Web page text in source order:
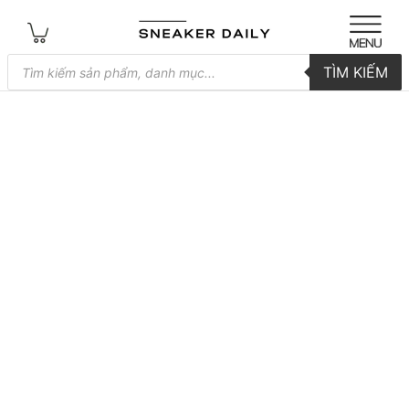
Tìm
kiếm
sản
TÌM KIẾM